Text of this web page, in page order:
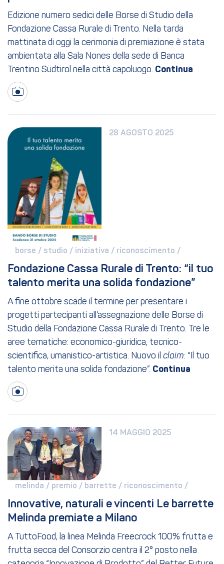
Edizione numero sedici delle Borse di Studio della
Fondazione Cassa Rurale di Trento. Nella tarda
mattinata di oggi la cerimonia di premiazione è stata
ambientata alla Sala Nones della sede di Banca
Trentino Südtirol nella città capoluogo.
28 AGOSTO 2025
borse / studio / iniziativa / riconoscimento /
Fondazione Cassa Rurale di Trento: “il tuo
talento merita una solida fondazione”
A fine ottobre scade il termine per presentare i
progetti partecipanti all’assegnazione delle Borse di
Studio della Fondazione Cassa Rurale di Trento. Tre le
aree tematiche: economico-giuridica, tecnico-
scientifica, umanistico-artistica. Nuovo il claim: “Il tuo
talento merita una solida fondazione”.
14 MAGGIO 2025
melinda / premio / barrette / riconoscimento /
Innovative, naturali e vincenti Le barrette
Melinda premiate a Milano
A TuttoFood, la linea Melinda Freecrock 100% frutta e
frutta secca del Consorzio centra il 2° posto nella